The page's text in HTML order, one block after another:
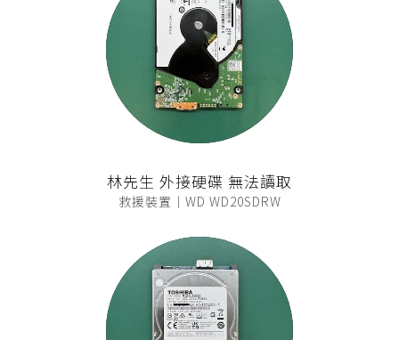
林先生 外接硬碟 無法讀取
救援裝置｜WD WD20SDRW